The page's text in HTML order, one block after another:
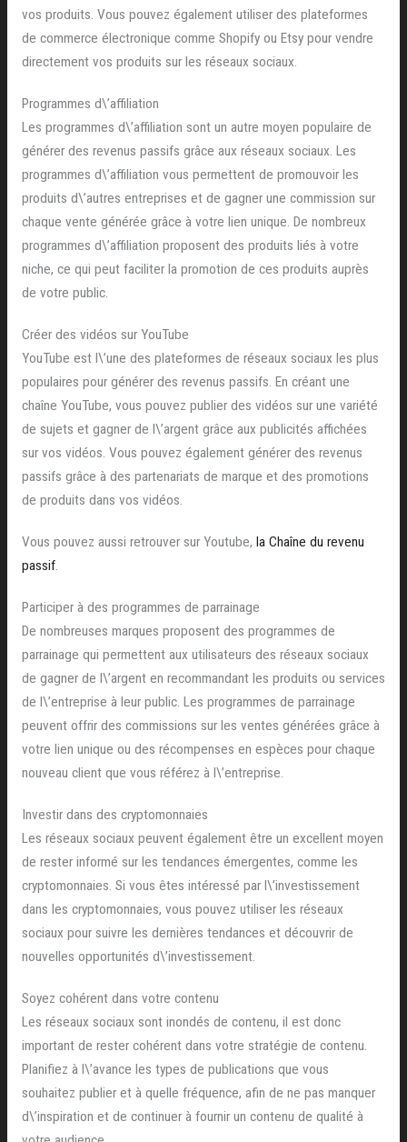
vos produits. Vous pouvez également utiliser des plateformes
de commerce électronique comme Shopify ou Etsy pour vendre
directement vos produits sur les réseaux sociaux.
Programmes d\’affiliation
Les programmes d\’affiliation sont un autre moyen populaire de
générer des revenus passifs grâce aux réseaux sociaux. Les
programmes d\’affiliation vous permettent de promouvoir les
produits d\’autres entreprises et de gagner une commission sur
chaque vente générée grâce à votre lien unique. De nombreux
programmes d\’affiliation proposent des produits liés à votre
niche, ce qui peut faciliter la promotion de ces produits auprès
de votre public.
Créer des vidéos sur YouTube
YouTube est l\’une des plateformes de réseaux sociaux les plus
populaires pour générer des revenus passifs. En créant une
chaîne YouTube, vous pouvez publier des vidéos sur une variété
de sujets et gagner de l\’argent grâce aux publicités affichées
sur vos vidéos. Vous pouvez également générer des revenus
passifs grâce à des partenariats de marque et des promotions
de produits dans vos vidéos.
Vous pouvez aussi retrouver sur Youtube, la Chaîne du revenu
passif.
Participer à des programmes de parrainage
De nombreuses marques proposent des programmes de
parrainage qui permettent aux utilisateurs des réseaux sociaux
de gagner de l\’argent en recommandant les produits ou services
de l\’entreprise à leur public. Les programmes de parrainage
peuvent offrir des commissions sur les ventes générées grâce à
votre lien unique ou des récompenses en espèces pour chaque
nouveau client que vous référez à l\’entreprise.
Investir dans des cryptomonnaies
Les réseaux sociaux peuvent également être un excellent moyen
de rester informé sur les tendances émergentes, comme les
cryptomonnaies. Si vous êtes intéressé par l\’investissement
dans les cryptomonnaies, vous pouvez utiliser les réseaux
sociaux pour suivre les dernières tendances et découvrir de
nouvelles opportunités d\’investissement.
Soyez cohérent dans votre contenu
Les réseaux sociaux sont inondés de contenu, il est donc
important de rester cohérent dans votre stratégie de contenu.
Planifiez à l\’avance les types de publications que vous
souhaitez publier et à quelle fréquence, afin de ne pas manquer
d\’inspiration et de continuer à fournir un contenu de qualité à